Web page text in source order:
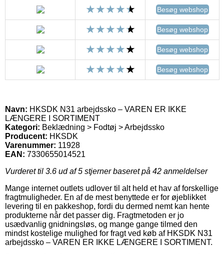
Besøg webshop
Besøg webshop
Besøg webshop
Besøg webshop
Navn: HKSDK N31 arbejdssko – VAREN ER IKKE
LÆNGERE I SORTIMENT
Kategori: Beklædning > Fodtøj > Arbejdssko
Producent: HKSDK
Varenummer: 11928
EAN: 7330655014521
Vurderet til 3.6 ud af 5 stjerner baseret på 42 anmeldelser
Mange internet outlets udlover til alt held et hav af forskellige
fragtmuligheder. En af de mest benyttede er for øjeblikket
levering til en pakkeshop, fordi du dermed nemt kan hente
produkterne når det passer dig. Fragtmetoden er jo
usædvanlig gnidningsløs, og mange gange tilmed den
mindst kostelige mulighed for fragt ved køb af HKSDK N31
arbejdssko – VAREN ER IKKE LÆNGERE I SORTIMENT.